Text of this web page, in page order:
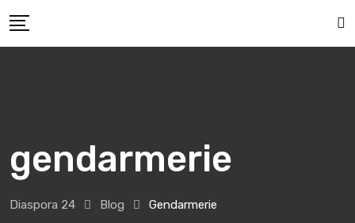
to
gendarmerie
Diaspora 24 Blog Gendarmerie